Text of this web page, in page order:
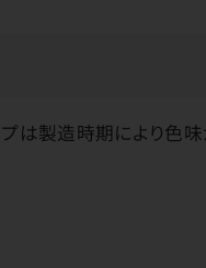
プは製造時期により色